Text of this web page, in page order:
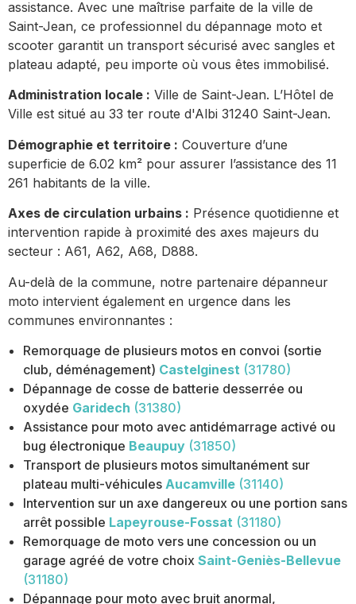
assistance. Avec une maîtrise parfaite de la ville de
Saint-Jean, ce professionnel du dépannage moto et
scooter garantit un transport sécurisé avec sangles et
plateau adapté, peu importe où vous êtes immobilisé.
Administration locale : Ville de Saint-Jean. L’Hôtel de
Ville est situé au 33 ter route d'Albi 31240 Saint-Jean.
Démographie et territoire : Couverture d’une
superficie de 6.02 km² pour assurer l’assistance des 11
261 habitants de la ville.
Axes de circulation urbains : Présence quotidienne et
intervention rapide à proximité des axes majeurs du
secteur : A61, A62, A68, D888.
Au-delà de la commune, notre partenaire dépanneur
moto intervient également en urgence dans les
communes environnantes :
Remorquage de plusieurs motos en convoi (sortie
club, déménagement) Castelginest (31780)
Dépannage de cosse de batterie desserrée ou
oxydée Garidech (31380)
Assistance pour moto avec antidémarrage activé ou
bug électronique Beaupuy (31850)
Transport de plusieurs motos simultanément sur
plateau multi-véhicules Aucamville (31140)
Intervention sur un axe dangereux ou une portion sans
arrêt possible Lapeyrouse-Fossat (31180)
Remorquage de moto vers une concession ou un
garage agréé de votre choix Saint-Geniès-Bellevue
(31180)
Dépannage pour moto avec bruit anormal,